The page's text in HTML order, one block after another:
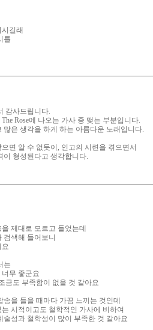
길래
를
감사드립니다.
Rose에 나오는 가사 중 맺는 부분입니다.
많은 생각을 하게 하는 아름다운 노래입니다.
면 알 수 없듯이, 인고의 시련을 겪으면서
이 형성된다고 생각합니다.
제대로 모르고 들었는데
검색해 들어보니
요
는
무 좋군요
금도 부족함이 없을 것 같아요
송을 들을 때마다 가끔 느끼는 것인데
시적이고도 철학적인 가사에 비하여
술성과 철학성이 많이 부족한 것 같아요